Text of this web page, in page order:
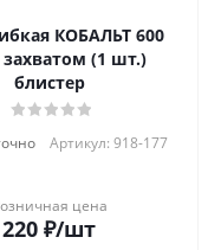
КОБАЛЬТ 600
(1 шт.)
блистер
Артикул: 918-177
цена
220 ₽/шт